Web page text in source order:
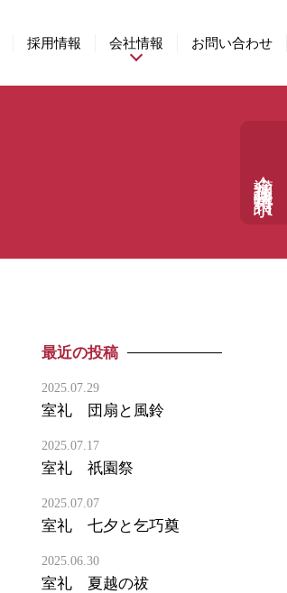
介護相談・資料請求
採用情報 会社情報 お問い合わせ
最近の投稿
2025.07.29
室礼 団扇と風鈴
2025.07.17
室礼 祇園祭
2025.07.07
室礼 七夕と乞巧奠
2025.06.30
室礼 夏越の祓